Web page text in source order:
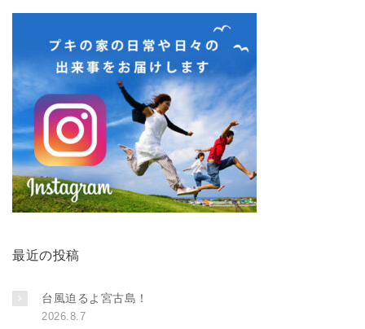
最近の投稿
台風迫るよ宮古島！
2026.8.7